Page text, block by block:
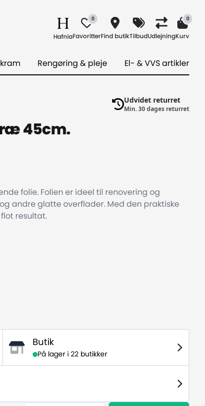
Hafnia
0
FavoritterFind butikTilbudUdlejning
0
Kurv
Rengøring & pleje El- & VVS artikler
Udvidet returret
Min. 30 dages returret
45cm.
folie. Folien er ideel til renovering og
andre glatte overflader. Med den praktiske
resultat.
Butik
På lager i 22 butikker